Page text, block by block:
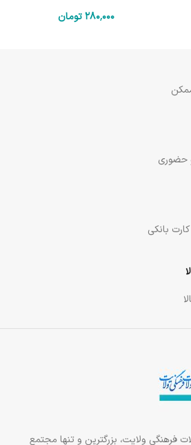
280٬000 تومان
حضوری
بانکی
فرهنگی ولایت، بزرگترین و تنها مجتمع